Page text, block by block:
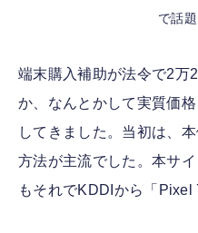
で話
端末購入補助が法令で2万
か、なんとかして実質価
してきました。当初は、
方法が主流でした。本サ
もそれでKDDIから「Pixel